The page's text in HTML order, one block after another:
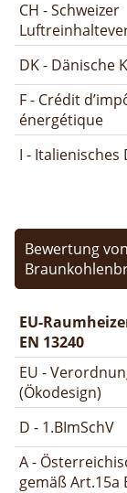
CH - Schweizer
DK - Dänische
F - Crédit
énergétique
I - Italienisches
Bewertung
EU-
EN 13240
EU -
(Ökodesign)
D - 1.BImSchV
A -
gemäß Art.15a